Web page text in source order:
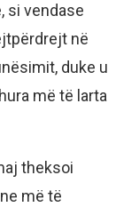
si vendase
në
duke u
më të larta
theksoi
më të